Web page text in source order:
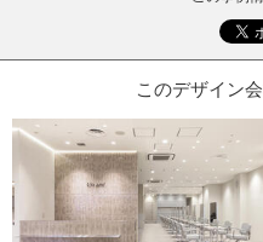
このデザイン